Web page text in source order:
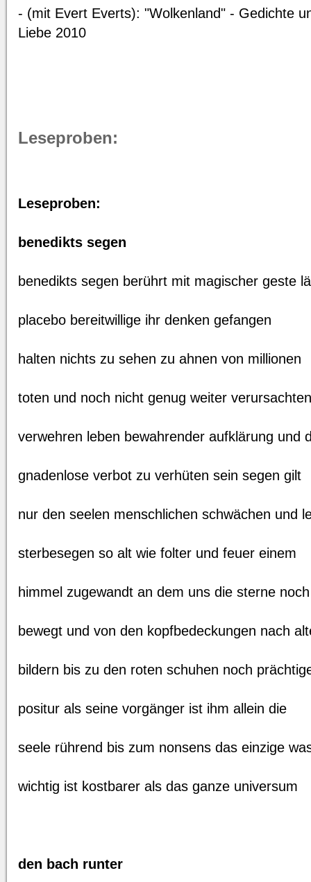
- (mit Evert Everts): "Wolkenland" - Gedichte
Liebe 2010
Leseproben:
Leseproben:
benedikts segen
benedikts segen berührt mit magischer geste
placebo bereitwillige ihr denken gefangen
halten nichts zu sehen zu ahnen von millionen
toten und noch nicht genug weiter
verwehren leben bewahrender aufklärung und
gnadenlose verbot zu verhüten sein segen gilt
nur den seelen menschlichen schwächen und
sterbesegen so alt wie folter und feuer einem
himmel zugewandt an dem uns die sterne
bewegt und von den kopfbedeckungen nach
bildern bis zu den roten schuhen noch
positur als seine vorgänger ist ihm allein die
seele rührend bis zum nonsens das einzige
wichtig ist kostbarer als das ganze universum
den bach runter